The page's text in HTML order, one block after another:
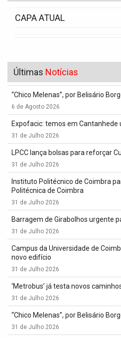
CAPA ATUAL
Últimas Notícias
“Chico Melenas”, por Belisário
6 de Agosto 2026
Expofacic: temos em
31 de Julho 2026
LPCC lança bolsas para reforçar
31 de Julho 2026
Instituto Politécnico de Coimbra
Politécnica de Coimbra
31 de Julho 2026
Barragem de Girabolhos urgente
31 de Julho 2026
Campus da Universidade de
novo edifício
31 de Julho 2026
‘Metrobus’ já testa novos
31 de Julho 2026
“Chico Melenas”, por Belisário
31 de Julho 2026